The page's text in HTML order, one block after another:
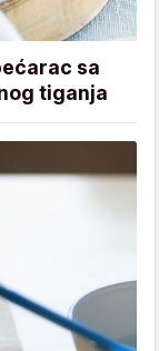
sa
tiganja